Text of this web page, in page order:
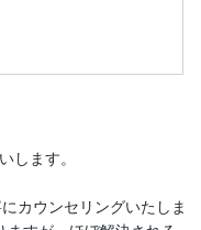
します。
カウンセリングいたしま